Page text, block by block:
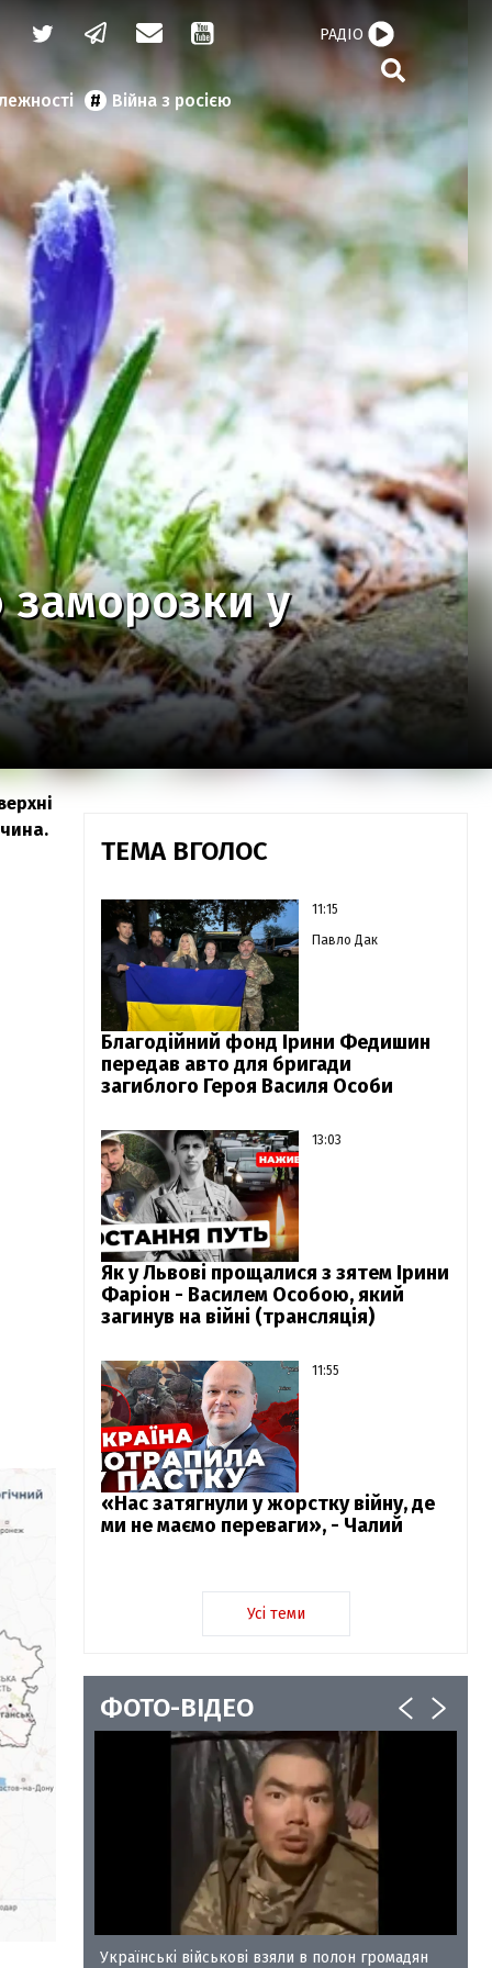
Війна з росією
РАДІО
у
ТЕМА ВГОЛОС
11:15
Павло Дак
Благодійний фонд Ірини Федишин
передав авто для бригади
загиблого Героя Василя Особи
13:03
Як у Львові прощалися з зятем Ірини
Фаріон - Василем Особою, який
загинув на війні (трансляція)
11:55
«Нас затягнули у жорстку війну, де
ми не маємо переваги», - Чалий
Усі теми
ФОТО-ВІДЕО
Українські військові взяли в полон громадян